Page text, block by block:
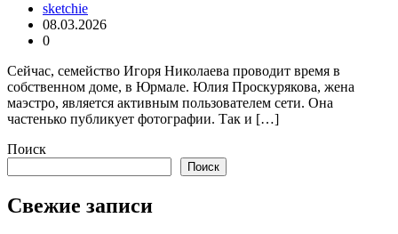
sketchie
08.03.2026
0
Сейчас, семейство Игоря Николаева проводит время в
собственном доме, в Юрмале. Юлия Проскурякова, жена
маэстро, является активным пользователем сети. Она
частенько публикует фотографии. Так и […]
Поиск
Поиск
Свежие записи